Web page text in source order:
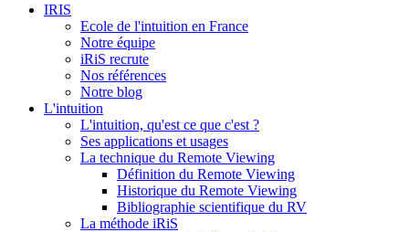
IRIS
Ecole de l'intuition en France
Notre équipe
iRiS recrute
Nos références
Notre blog
L'intuition
L'intuition, qu'est ce que c'est ?
Ses applications et usages
La technique du Remote Viewing
Définition du Remote Viewing
Historique du Remote Viewing
Bibliographie scientifique du RV
La méthode iRiS